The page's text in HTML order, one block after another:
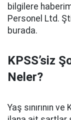
bilgilere
Personel Ltd.
burada.
KPSS’siz
Neler?
Yaş sınırının